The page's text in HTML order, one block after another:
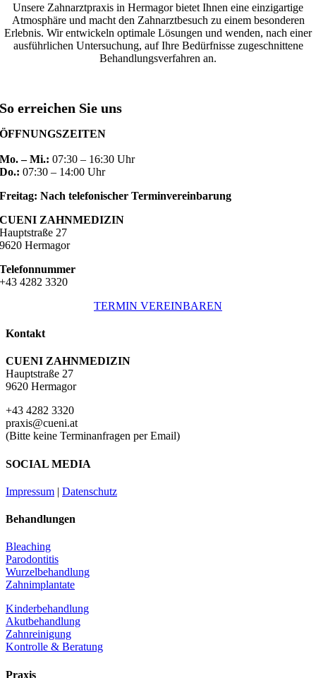
Unsere Zahnarztpraxis in Hermagor bietet Ihnen eine einzigartige
Atmosphäre und macht den Zahnarztbesuch zu einem besonderen
Erlebnis. Wir entwickeln optimale Lösungen und wenden, nach einer
ausführlichen Untersuchung, auf Ihre Bedürfnisse zugeschnittene
Behandlungsverfahren an.
So erreichen Sie uns
ÖFFNUNGSZEITEN
Mo. – Mi.: 07:30 – 16:30 Uhr
Do.: 07:30 – 14:00 Uhr
Freitag: Nach telefonischer Terminvereinbarung
CUENI ZAHNMEDIZIN
Hauptstraße 27
9620 Hermagor
Telefonnummer
+43 4282 3320
TERMIN VEREINBAREN
Kontakt
CUENI ZAHNMEDIZIN
Hauptstraße 27
9620 Hermagor
+43 4282 3320
praxis@cueni.at
(Bitte keine Terminanfragen per Email)
SOCIAL MEDIA
Impressum | Datenschutz
Behandlungen
Bleaching
Parodontitis
Wurzelbehandlung
Zahnimplantate
Kinderbehandlung
Akutbehandlung
Zahnreinigung
Kontrolle & Beratung
Praxis